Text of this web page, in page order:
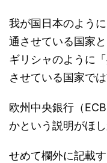
我が国日本のよう
通させている国家と
ギリシャのように
させている国家で
欧州中央銀行（
かという説明がほし
せめて欄外に記載